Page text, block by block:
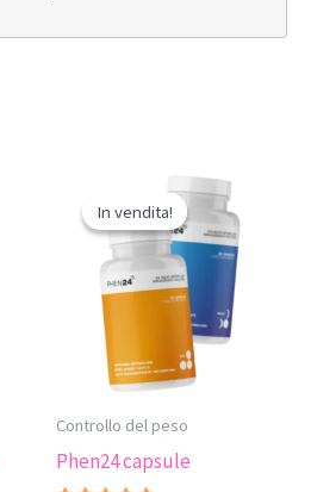
In vendita!
In vendita!
Controllo del peso
Phen24 capsule